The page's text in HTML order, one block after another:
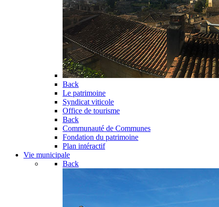
Back
Le patrimoine
Syndicat viticole
Office de tourisme
Back
Communauté de Communes
Fondation du patrimoine
Plan intéractif
Vie municipale
Back